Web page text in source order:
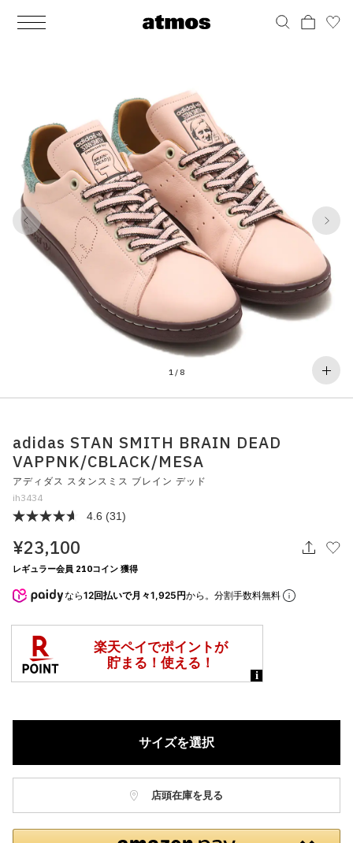
MEN
ウェア
バッグ
アクセサリー
その他
アディダス ピックアップ
シューズ
ブーツ
サンダル
その他
すべてのシューズ
ライフスタイルランニング
ウェア
アウター
パンツ
ソックス
アンダーウェア
水着
バッグ
バックパック / リュック
ショルダー / メッセンジャーバッグ
トート / エコバッグ
クラッチ / セカンドバッグ
ウエストバッグ
その他
すべてのバッグ
アクセサリー
ポーチ / ウォレット
帽子
グッズ / アクセサリー
その他
すべてのアクセサリー
その他
シューケア / グッズ
おもちゃ / フィギュア
その他
すべてのその他
WOMENS
ウェア
バッグ
アクセサリー
その他
アディダス ピックアップ
シューズ
ブーツ
サンダル / パンプス
その他
すべてのシューズ
ライフスタイルランニング
ウェア
アウター
パンツ
ワンピース
スカート
ソックス
アンダーウェア
すべてのウェア
バッグ
バックパック / リュック
ショルダー / メッセンジャーバッグ
トート / エコバッグ
クラッチ / セカンドバッグ
ウエストバッグ
その他
すべてのバッグ
アクセサリー
ポーチ / ウォレット
帽子
グッズ / アクセサリー
その他
すべてのアクセサリー
その他
シューケア / グッズ
おもちゃ / フィギュア
その他
すべてのその他
1 / 8
1 8
adidas STAN SMITH BRAIN DEAD
VAPPNK/CBLACK/MESA
アディダス スタンスミス ブレイン デッド
ih3434
4.6 (31)
¥23,100
レギュラー会員 210コイン 獲得
なら12回払いで月々1,925円から。分割手数料無料
サイズを選択
店頭在庫を見る